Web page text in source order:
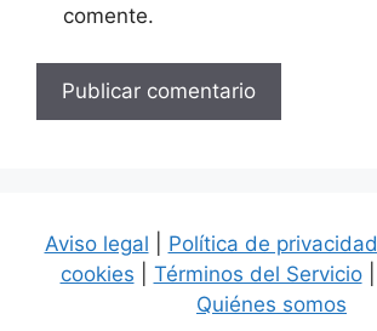
comente.
Aviso legal Política de privacidad
cookies
Términos del Servicio|
Quiénes somos